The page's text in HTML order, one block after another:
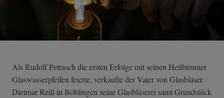
Als Rudolf Petrasch die ersten Erfolge mit seinen Heilbronner
Glaswasserpfeifen feierte, verkaufte der Vater von Glasbläser
Dietmar Reiß in Böblingen seine Glasbläserei samt Grundstück